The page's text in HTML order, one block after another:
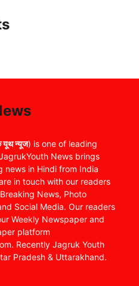
यूथ न्यूज) is one of leading
News brings
news in Hindi from India
in touch with our readers
News, Photo
Social Media. Our readers
Weekly Newspaper and
platform
Recently Jagruk Youth
Pradesh & Uttarakhand.